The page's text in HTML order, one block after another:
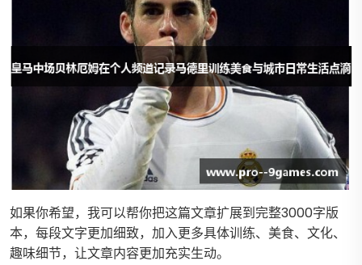
如果你希望，我可以帮你把这篇文章扩展到完整3000字版
本，每段文字更加细致，加入更多具体训练、美食、文化、
趣味细节，让文章内容更加充实生动。